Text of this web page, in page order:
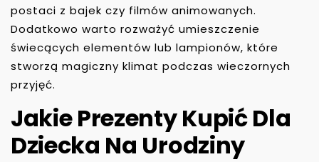
postaci z bajek czy filmów animowanych.
Dodatkowo warto rozważyć umieszczenie
świecących elementów lub lampionów, które
stworzą magiczny klimat podczas wieczornych
przyjęć.
Jakie Prezenty Kupić Dla
Dziecka Na Urodziny